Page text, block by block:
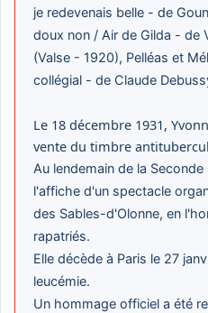
je redevenais belle - de
doux non / Air de Gilda - de
(Valse - 1920), Pelléas et
collégial - de Claude
Le 18 décembre 1931,
vente du timbre
Au lendemain de la
l'affiche d'un spectacle
des Sables-d'Olonne, en
rapatriés.
Elle décède à Paris le 27
leucémie.
Un hommage officiel a été